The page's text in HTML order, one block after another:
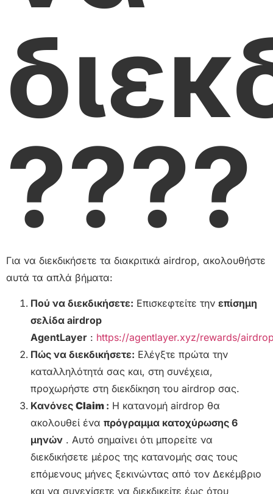
????️
Για να διεκδικήσετε τα διακριτικά airdrop, ακολουθήστε
αυτά τα απλά βήματα:
Πού να διεκδικήσετε: Επισκεφτείτε την επίσημη
σελίδα airdrop
AgentLayer : https://agentlayer.xyz/rewards/
Πώς να διεκδικήσετε: Ελέγξτε πρώτα την
καταλληλότητά σας και, στη συνέχεια,
προχωρήστε στη διεκδίκηση του airdrop σας.
Κανόνες Claim : Η κατανομή airdrop θα
ακολουθεί ένα πρόγραμμα κατοχύρωσης 6
μηνών . Αυτό σημαίνει ότι μπορείτε να
διεκδικήσετε μέρος της κατανομής σας τους
επόμενους μήνες ξεκινώντας από τον Δεκέμβριο
και να συνεχίσετε να διεκδικείτε έως ότου